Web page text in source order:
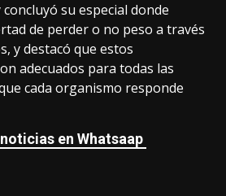
su especial donde
de perder o no peso a través
y destacó que estos
adecuados para todas las
cada organismo responde
en Whatsaap